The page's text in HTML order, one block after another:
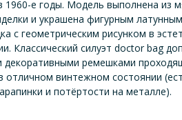
1960-е годы. Модель выполнена из
и украшена фигурным
с геометрическим рисунком в
Классический силуэт doctor bag
ремешками
отличном винтежном состоянии
и потёртости на металле).